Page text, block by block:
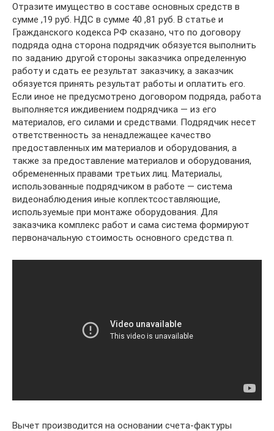
Отразите имущество в составе основных средств в
сумме ,19 руб. НДС в сумме 40 ,81 руб. В статье и
Гражданского кодекса РФ сказано, что по договору
подряда одна сторона подрядчик обязуется выполнить
по заданию другой стороны заказчика определенную
работу и сдать ее результат заказчику, а заказчик
обязуется принять результат работы и оплатить его.
Если иное не предусмотрено договором подряда, работа
выполняется иждивением подрядчика — из его
материалов, его силами и средствами. Подрядчик несет
ответственность за ненадлежащее качество
предоставленных им материалов и оборудования, а
также за предоставление материалов и оборудования,
обремененных правами третьих лиц. Материалы,
использованные подрядчиком в работе — система
видеонаблюдения иные коплектсоставляющие,
используемые при монтаже оборудования. Для
заказчика комплекс работ и сама система формируют
первоначальную стоимость основного средства п.
Вычет производится на основании счета-фактуры